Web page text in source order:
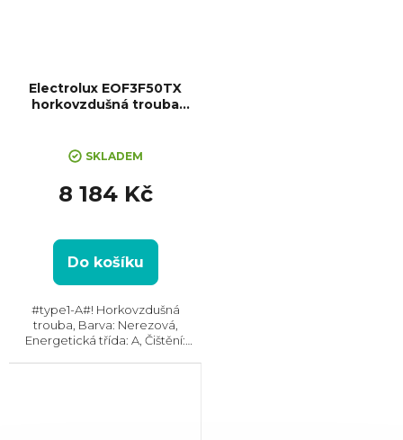
Electrolux EOF3F50TX
horkovzdušná trouba
SKLADEM
8 184 Kč
Do košíku
#type1-A#! Horkovzdušná
trouba, Barva: Nerezová,
Energetická třída: A, Čištění: